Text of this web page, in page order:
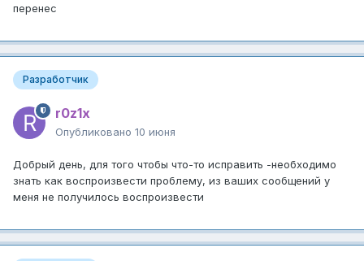
перенес
Разработчик
r0z1x
Опубликовано 10 июня
Добрый день, для того чтобы что-то исправить -необходимо
знать как воспроизвести проблему, из ваших сообщений у
меня не получилось воспроизвести